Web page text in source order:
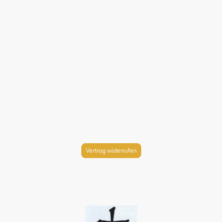
Vertrag widerrufen